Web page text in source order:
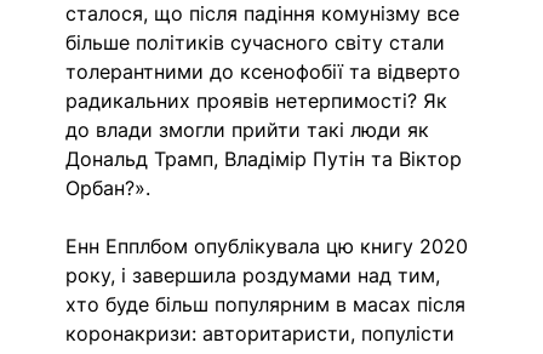
сталося, що після падіння комунізму все
більше політиків сучасного світу стали
толерантними до ксенофобії та відверто
радикальних проявів нетерпимості? Як
до влади змогли прийти такі люди як
Дональд Трамп, Владімір Путін та Віктор
Орбан?».
Енн Епплбом опублікувала цю книгу 2020
року, і завершила роздумами над тим,
хто буде більш популярним в масах після
коронакризи: авторитаристи, популісти